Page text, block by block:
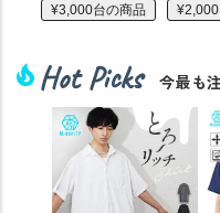
¥3,000台の商品
local_fire_department Hot Picks 今最も